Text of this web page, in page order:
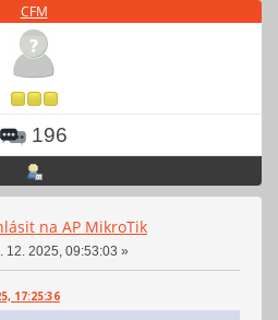
CFM
196
na AP MikroTik
12. 2025, 09:53:03 »
17:25:36